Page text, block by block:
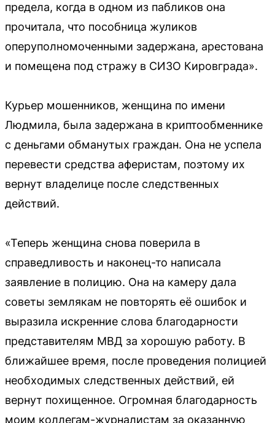
предела, когда в одном из пабликов она
прочитала, что пособница жуликов
оперуполномоченными задержана, арестована
и помещена под стражу в СИЗО Кировграда».
Курьер мошенников, женщина по имени
Людмила, была задержана в криптообменнике
с деньгами обманутых граждан. Она не успела
перевести средства аферистам, поэтому их
вернут владелице после следственных
действий.
«Теперь женщина снова поверила в
справедливость и наконец-то написала
заявление в полицию. Она на камеру дала
советы землякам не повторять её ошибок и
выразила искренние слова благодарности
представителям МВД за хорошую работу. В
ближайшее время, после проведения полицией
необходимых следственных действий, ей
вернут похищенное. Огромная благодарность
моим коллегам-журналистам за оказанную